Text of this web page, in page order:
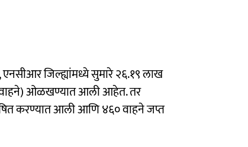
एनसीआर जिल्ह्यांमध्ये सुमारे २६.१९ लाख
वाहने) ओळखण्यात आली आहेत. तर
करण्यात आली आणि ४६० वाहने जप्त